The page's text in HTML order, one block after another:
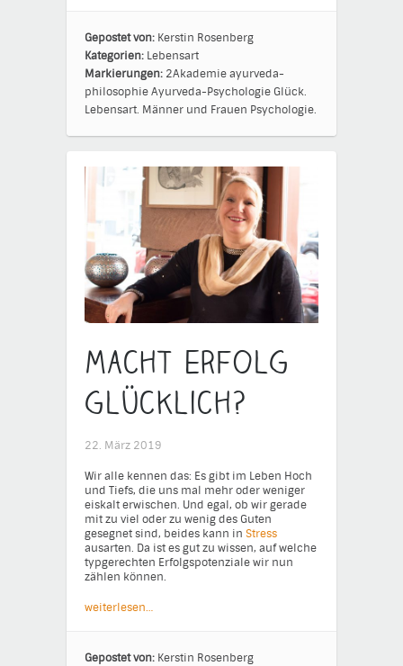
Gepostet von: Kerstin Rosenberg
Kategorien: Lebensart
Markierungen: 2Akademieayurveda-
philosophieAyurveda-Psychologie Glück.
Lebensart. Männer und Frauen Psychologie.
Macht Erfolg
glücklich?
22. März 2019
Wir alle kennen das: Es gibt im Leben Hoch
und Tiefs, die uns mal mehr oder weniger
eiskalt erwischen. Und egal, ob wir gerade
mit zu viel oder zu wenig des Guten
gesegnet sind, beides kann in Stress
ausarten. Da ist es gut zu wissen, auf welche
typgerechten Erfolgspotenziale wir nun
zählen können.
weiterlesen…
Gepostet von: Kerstin Rosenberg